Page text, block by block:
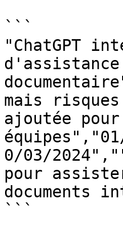
```
"ChatGPT
d'assistance
mais
ajoutée
0/03/
pour
documents
```